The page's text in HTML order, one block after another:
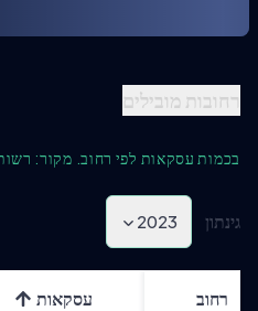
רחובות מובילים
בכמות עסקאות לפי רחוב. מקור:
2023 גינתון
רחוב עסקאות